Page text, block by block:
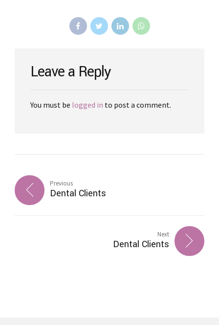
Leave a Reply
You must be logged in to post a comment.
Previous
Dental Clients
Next
Dental Clients